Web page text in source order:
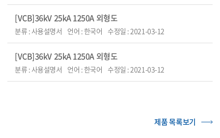
[VCB]36kV 25kA 1250A 외형도
분류 : 사용설명서 언어 : 한국어 수정일 : 2021-03-12
[VCB]36kV 25kA 1250A 외형도
분류 : 사용설명서 언어 : 한국어 수정일 : 2021-03-12
제품 목록보기